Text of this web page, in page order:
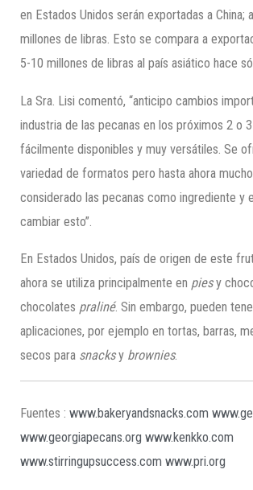
en Estados Unidos serán exportadas a China;
millones de libras. Esto se compara a
5-10 millones de libras al país asiático hace
La Sra. Lisi comentó, “anticipo cambios
industria de las pecanas en los próximos 2 o
fácilmente disponibles y muy versátiles. Se
variedad de formatos pero hasta ahora
considerado las pecanas como ingrediente y
cambiar esto”.
En Estados Unidos, país de origen de este
ahora se utiliza principalmente en piesy
chocolates praliné. Sin embargo, pueden
aplicaciones, por ejemplo en tortas, barras,
secos para snacksy brownies.
Fuentes : www.bakeryandsnacks.com
www.georgiapecans.org www.kenkko.com
www.stirringupsuccess.com www.pri.org